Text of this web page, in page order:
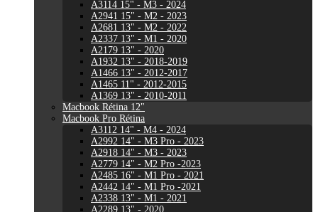
A3114 15" - M3 - 2024
A2941 15" - M2 - 2023
A2681 13" - M2 - 2022
A2337 13" - M1 - 2020
A2179 13" - 2020
A1932 13" - 2018-2019
A1466 13" - 2012-2017
A1465 11" - 2012-2015
A1369 13" - 2010-2011
Macbook Rétina 12"
Macbook Pro Rétina
A3112 14" - M4 - 2024
A2992 14" - M3 Pro - 2023
A2918 14" - M3 - 2023
A2779 14" - M2 Pro -2023
A2485 16" - M1 Pro - 2021
A2442 14" - M1 Pro -2021
A2338 13" - M1 - 2021
A2289 13" - 2020